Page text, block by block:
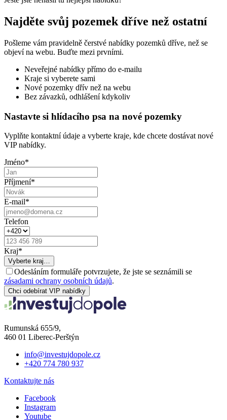
Najděte svůj pozemek dříve než ostatní
Pošleme vám pravidelně čerstvé nabídky pozemků dříve, než se
objeví na webu. Buďte mezi prvními.
Neveřejné nabídky přímo do e-mailu
Kraje si vyberete sami
Nové pozemky dřív než na webu
Bez závazků, odhlášení kdykoliv
Nastavte si hlídacího psa na nové pozemky
Vyplňte kontaktní údaje a vyberte kraje, kde chcete dostávat nové
VIP nabídky.
Jméno*
Příjmení*
E-mail*
Telefon
Kraj*
Vyberte kraj…
Odesláním formuláře potvrzujete, že jste se seznámili se
zásadami ochrany osobních údajů.
Chci odebírat VIP nabídky
Rumunská 655/9,
460 01 Liberec-Perštýn
info@investujdopole.cz
+420 774 780 937
Kontaktujte nás
Facebook
Instagram
Youtube